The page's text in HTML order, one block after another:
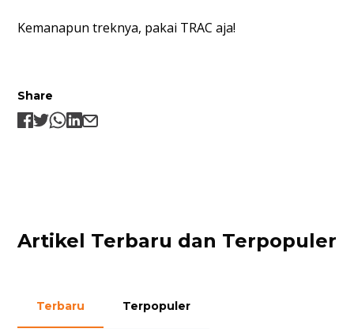
Kemanapun treknya, pakai TRAC aja!
Share
Artikel Terbaru dan Terpopuler
Terbaru Terpopuler